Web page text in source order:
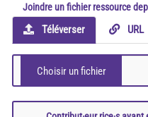
Joindre un fichier ressource
Téléverser URL